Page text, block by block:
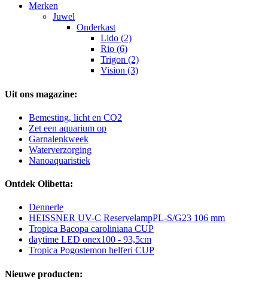
Merken
Juwel
Onderkast
Lido (2)
Rio (6)
Trigon (2)
Vision (3)
Uit ons magazine:
Bemesting, licht en CO2
Zet een aquarium op
Garnalenkweek
Waterverzorging
Nanoaquaristiek
Ontdek Olibetta:
Dennerle
HEISSNER UV-C ReservelampPL-S/G23 106 mm
Tropica Bacopa caroliniana CUP
daytime LED onex100 - 93,5cm
Tropica Pogostemon helferi CUP
Nieuwe producten: